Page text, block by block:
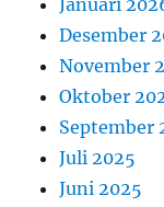
Januari
Desember
November
Oktober
September
Juli 2025
Juni 2025